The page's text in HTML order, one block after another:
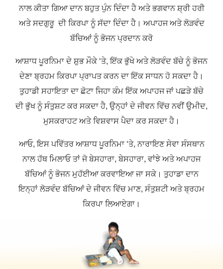
ਨਾਲ ਕੀਤਾ ਗਿਆ ਦਾਨ ਬਹੁਤ ਪੁੰਨ ਦਿੰਦਾ ਹੈ ਅਤੇ ਭਗਵਾਨ ਸ਼੍ਰੀ ਹਰੀ
ਅਤੇ ਸਦਗੁਰੂ ਦੀ ਕਿਰਪਾ ਨੂੰ ਸੱਦਾ ਦਿੰਦਾ ਹੈ। ਅਪਾਹਜ ਅਤੇ ਲੋੜਵੰਦ
ਬੱਚਿਆਂ ਨੂੰ ਭੋਜਨ ਪ੍ਰਦਾਨ ਕਰੋ
ਆਸ਼ਾਧ ਪੂਰਨਿਮਾ ਦੇ ਸ਼ੁਭ ਮੌਕੇ ‘ਤੇ, ਇੱਕ ਭੁੱਖੇ ਅਤੇ ਲੋੜਵੰਦ ਬੱਚੇ ਨੂੰ ਭੋਜਨ
ਦੇਣਾ ਬ੍ਰਹਮ ਕਿਰਪਾ ਪ੍ਰਾਪਤ ਕਰਨ ਦਾ ਇੱਕ ਸਾਧਨ ਹੋ ਸਕਦਾ ਹੈ।
ਤੁਹਾਡੀ ਸਹਾਇਤਾ ਦਾ ਛੋਟਾ ਜਿਹਾ ਕੰਮ ਇੱਕ ਅਪਾਹਜ ਜਾਂ ਪਛੜੇ ਬੱਚੇ
ਦੀ ਭੁੱਖ ਨੂੰ ਸੰਤੁਸ਼ਟ ਕਰ ਸਕਦਾ ਹੈ, ਉਨ੍ਹਾਂ ਦੇ ਜੀਵਨ ਵਿੱਚ ਨਵੀਂ ਉਮੀਦ,
ਮੁਸਕਰਾਹਟ ਅਤੇ ਵਿਸ਼ਵਾਸ ਪੈਦਾ ਕਰ ਸਕਦਾ ਹੈ।
ਆਓ, ਇਸ ਪਵਿੱਤਰ ਆਸ਼ਾਧ ਪੂਰਨਿਮਾ ‘ਤੇ, ਨਾਰਾਇਣ ਸੇਵਾ ਸੰਸਥਾਨ
ਨਾਲ ਹੱਥ ਮਿਲਾਓ ਤਾਂ ਜੋ ਬੇਸਹਾਰਾ, ਬੇਸਹਾਰਾ, ਵਾਂਝੇ ਅਤੇ ਅਪਾਹਜ
ਬੱਚਿਆਂ ਨੂੰ ਭੋਜਨ ਮੁਹੱਈਆ ਕਰਵਾਇਆ ਜਾ ਸਕੇ। ਤੁਹਾਡਾ ਦਾਨ
ਇਨ੍ਹਾਂ ਲੋੜਵੰਦ ਬੱਚਿਆਂ ਦੇ ਜੀਵਨ ਵਿੱਚ ਮਾਣ, ਸੰਤੁਸ਼ਟੀ ਅਤੇ ਬ੍ਰਹਮ
ਕਿਰਪਾ ਲਿਆਏਗਾ।